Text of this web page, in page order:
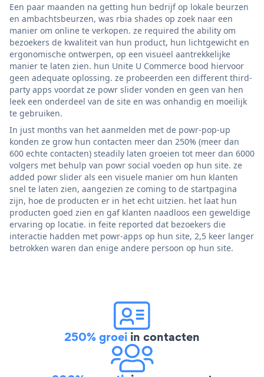
Een paar maanden na getting hun bedrijf op lokale beurzen
en ambachtsbeurzen, was rbia shades op zoek naar een
manier om online te verkopen. ze required the ability om
bezoekers de kwaliteit van hun product, hun lichtgewicht en
ergonomische ontwerpen, op een visueel aantrekkelijke
manier te laten zien. hun Unite U Commerce bood hiervoor
geen adequate oplossing. ze probeerden een different third-
party apps voordat ze powr slider vonden en geen van hen
leek een onderdeel van de site en was onhandig en moeilijk
te gebruiken.
In just months van het aanmelden met de powr-pop-up
konden ze grow hun contacten meer dan 250% (meer dan
600 echte contacten) steadily laten groeien tot meer dan 6000
volgers met behulp van powr social voeden op hun site. ze
added powr slider als een visuele manier om hun klanten
snel te laten zien, aangezien ze coming to de startpagina
zijn, hoe de producten er in het echt uitzien. het laat hun
producten goed zien en gaf klanten naadloos een geweldige
ervaring op locatie. in feite reported dat bezoekers die
interactie hadden met powr-apps op hun site, 2,5 keer langer
betrokken waren dan enige andere persoon op hun site.
250% groei in contacten